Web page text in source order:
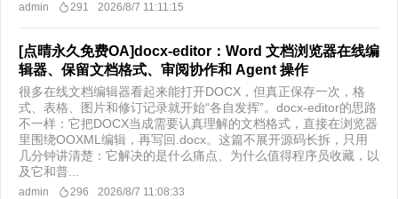
admin 291 2026/8/7 11:11:15
[点晴永久免费OA]docx-editor：Word 文档浏览器在线编
辑器、保留文档格式、审阅协作和 Agent 操作
很多在线文档编辑器看起来能打开DOCX，但真正保存一次，格
式、表格、图片和修订记录就开始“各自发挥”。docx-editor的思路
不一样：它把DOCX当成需要认真理解的文档格式，直接在浏览器
里围绕OOXML编辑，再写回.docx。这篇不展开源码长拆，只用
几分钟讲清楚：它解决的是什么痛点、为什么值得程序员收藏，以
及它和普...
admin 296 2026/8/7 11:08:33